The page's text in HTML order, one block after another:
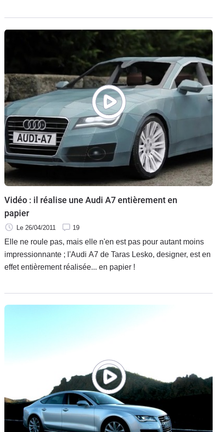
Vidéo : il réalise une Audi A7 entièrement en
papier
Le 26/04/2011 19
Elle ne roule pas, mais elle n'en est pas pour autant moins
impressionnante ; l'Audi A7 de Taras Lesko, designer, est en
effet entièrement réalisée... en papier !